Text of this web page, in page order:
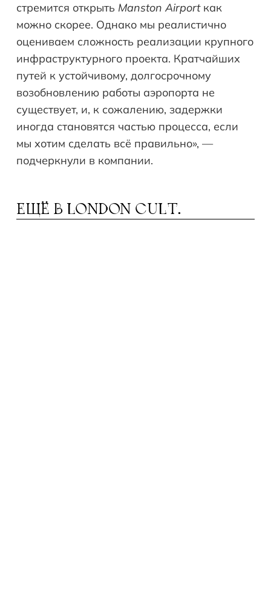
стремится открыть Manston Airportкак
можно скорее. Однако мы реалистично
оцениваем сложность реализации крупного
инфраструктурного проекта. Кратчайших
путей к устойчивому, долгосрочному
возобновлению работы аэропорта не
существует, и, к сожалению, задержки
иногда становятся частью процесса, если
мы хотим сделать всё правильно», —
подчеркнули в компании.
ЕЩЁ В LONDON CULT.